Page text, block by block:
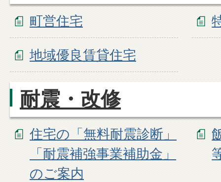
町営住宅
地域優良賃貸住宅
耐震・改修
住宅の「無料耐震診断」
「耐震補強事業補助金」
のご案内